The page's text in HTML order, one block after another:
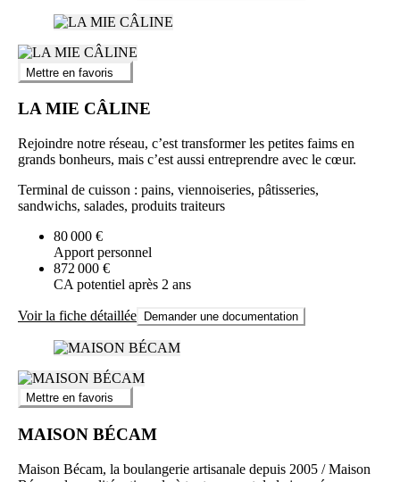
Mettre en favoris
LA MIE CÂLINE
Rejoindre notre réseau, c’est transformer les petites faims en
grands bonheurs, mais c’est aussi entreprendre avec le cœur.
Terminal de cuisson : pains, viennoiseries, pâtisseries,
sandwichs, salades, produits traiteurs
80 000 €
Apport personnel
872 000 €
CA potentiel après 2 ans
Voir la fiche détaillée Demander une documentation
Mettre en favoris
MAISON BÉCAM
Maison Bécam, la boulangerie artisanale depuis 2005 / Maison